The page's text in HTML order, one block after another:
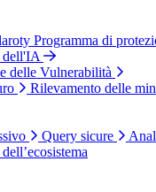
Programma di
dell'IA
delle Vulnerabilità
Rilevamento delle
Query sicure